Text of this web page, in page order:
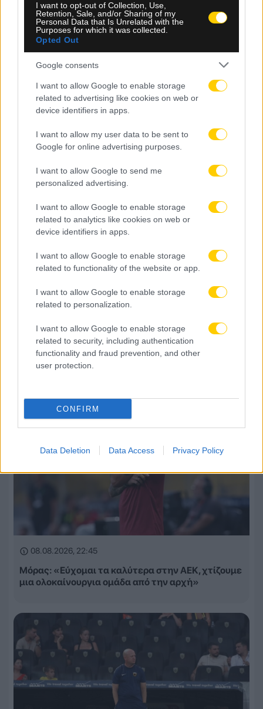
I want to opt-out of Collection, Use,
Retention, Sale, and/or Sharing of my
Personal Data that Is Unrelated with the
Purposes for which it was collected.
Opted Out
Google consents
I want to allow Google to enable storage
related to advertising like cookies on web or
device identifiers in apps.
I want to allow my user data to be sent to
Google for online advertising purposes.
I want to allow Google to send me
personalized advertising.
I want to allow Google to enable storage
related to analytics like cookies on web or
device identifiers in apps.
I want to allow Google to enable storage
related to functionality of the website or app.
I want to allow Google to enable storage
related to personalization.
I want to allow Google to enable storage
related to security, including authentication
functionality and fraud prevention, and other
user protection.
CONFIRM
Data Deletion Data Access Privacy Policy
08.08.2026, 23:10
και να τα δώσω όλα για την ΑΕΚ»
08.08.2026, 22:45
Μόρας: «Εύχομαι τα καλύτερα στην ΑΕΚ, χτίζουμε
μια ολοκαίνουργια ομάδα από την αρχή»